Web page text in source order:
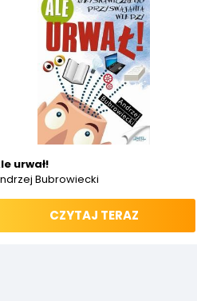
urwał!
Bubrowiecki
CZYTAJ TERAZ